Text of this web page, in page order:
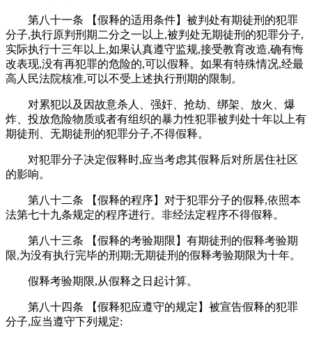
第八十一条 【假释的适用条件】被判处有期徒刑的犯罪
分子,执行原判刑期二分之一以上,被判处无期徒刑的犯罪分子,
实际执行十三年以上,如果认真遵守监规,接受教育改造,确有悔
改表现,没有再犯罪的危险的,可以假释。如果有特殊情况,经最
高人民法院核准,可以不受上述执行刑期的限制。
对累犯以及因故意杀人、强奸、抢劫、绑架、放火、爆
炸、投放危险物质或者有组织的暴力性犯罪被判处十年以上有
期徒刑、无期徒刑的犯罪分子,不得假释。
对犯罪分子决定假释时,应当考虑其假释后对所居住社区
的影响。
第八十二条 【假释的程序】对于犯罪分子的假释,依照本
法第七十九条规定的程序进行。非经法定程序不得假释。
第八十三条 【假释的考验期限】有期徒刑的假释考验期
限,为没有执行完毕的刑期;无期徒刑的假释考验期限为十年。
假释考验期限,从假释之日起计算。
第八十四条 【假释犯应遵守的规定】被宣告假释的犯罪
分子,应当遵守下列规定: